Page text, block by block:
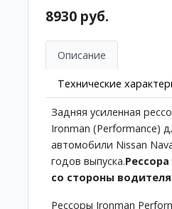
8930 руб.
Описание
Технические
Задняя усиленная
Ironman (Performance)
автомобили Nissan
годов выпуска.
со стороны
Рессоры Ironman